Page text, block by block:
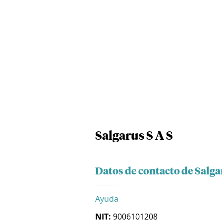
Salgarus S A S
Datos de contacto de
Ayuda
NIT: 9006101208